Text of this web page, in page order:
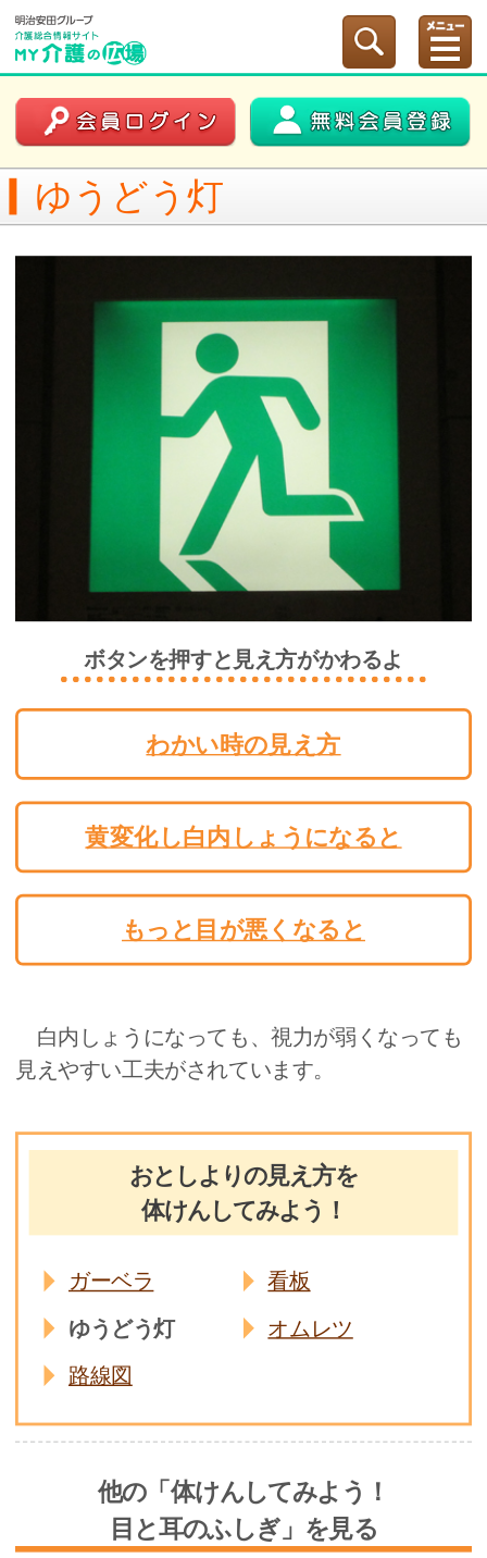
ゆうどう灯
ボタンを押すと見え方がかわるよ
わかい時の見え方
黄変化し白内しょうになると
もっと目が悪くなると
白内しょうになっても、視力が弱くなっても
見えやすい工夫がされています。
おとしよりの見え方を
体けんしてみよう！
ガーベラ
看板
ゆうどう灯
オムレツ
路線図
他の「体けんしてみよう！
目と耳のふしぎ」を見る